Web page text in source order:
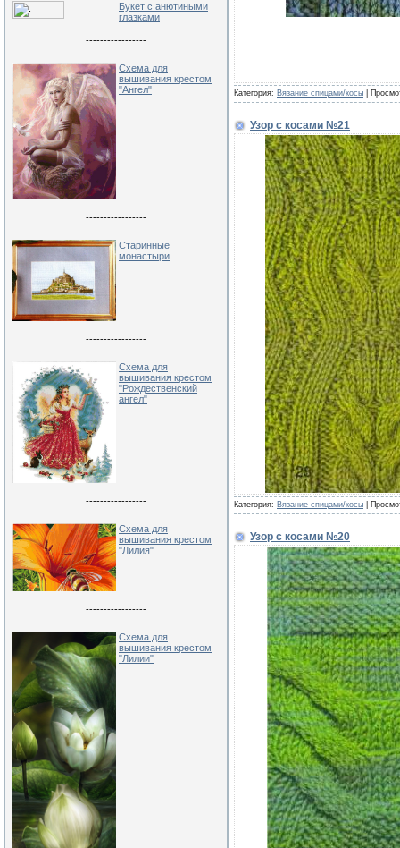
Букет с анютиными
глазками
-----------------
Схема для
вышивания крестом
"Ангел"
-----------------
Старинные
монастыри
-----------------
Схема для
вышивания крестом
"Рождественский
ангел"
-----------------
Схема для
вышивания крестом
"Лилия"
-----------------
Схема для
вышивания крестом
"Лилии"
Категория: Вязание спицами/косы |
Узор с косами №21
Категория: Вязание спицами/косы |
Узор с косами №20